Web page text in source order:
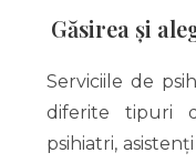
Găsirea și
Serviciile de
diferite tipuri
psihiatri,